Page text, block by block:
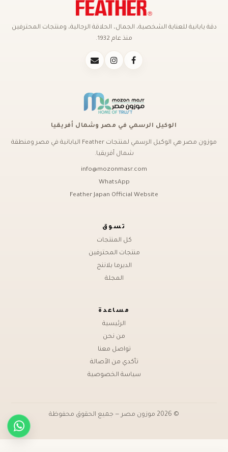
دقة يابانية للعناية الشخصية، الجمال، الحلاقة الرجالية، ومنتجات المحترفين
منذ عام 1932.
تسوق
كل المنتجات
منتجات المحترفين
الديرما بلاننج
المجلة
مساعدة
الرئيسية
من نحن
تواصل معنا
تأكدي من الأصالة
سياسة الخصوصية
الوكيل الرسمي في مصر وشمال أفريقيا
موزون مصر هي الوكيل الرسمي لمنتجات Feather اليابانية في مصر ومنطقة
شمال أفريقيا.
info@mozonmasr.com
WhatsApp
Feather Japan Official Website
© 2026 موزون مصر — جميع الحقوق محفوظة